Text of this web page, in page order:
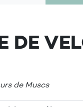
DE
de Muscs